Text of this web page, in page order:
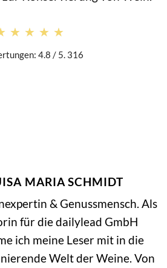
4.8 / 5. 316
MARIA SCHMIDT
& Genussmensch. Als
für die dailylead GmbH
ich meine Leser mit in die
Welt der Weine. Von